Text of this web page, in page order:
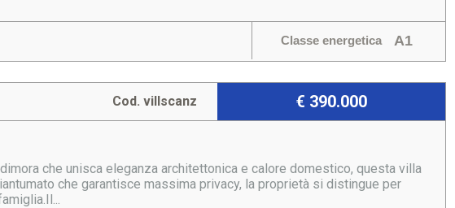
Classe energetica A1
€ 390.000
Cod. villscanz
che unisca eleganza architettonica e calore domestico, questa villa
che garantisce massima privacy, la proprietà si distingue per